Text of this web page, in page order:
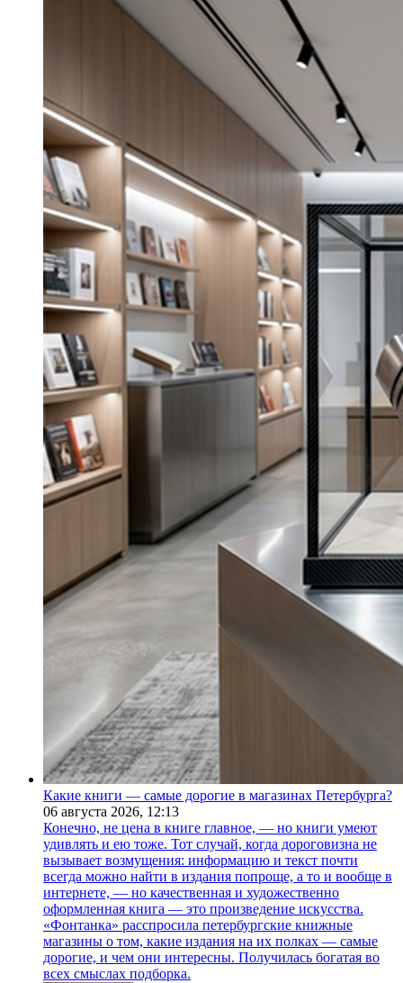
Какие книги — самые дорогие в магазинах Петербурга?
06 августа 2026, 12:13
Конечно, не цена в книге главное, — но книги умеют
удивлять и ею тоже. Тот случай, когда дороговизна не
вызывает возмущения: информацию и текст почти
всегда можно найти в издания попроще, а то и вообще в
интернете, — но качественная и художественно
оформленная книга — это произведение искусства.
«Фонтанка» расспросила петербургские книжные
магазины о том, какие издания на их полках — самые
дорогие, и чем они интересны. Получилась богатая во
всех смыслах подборка.